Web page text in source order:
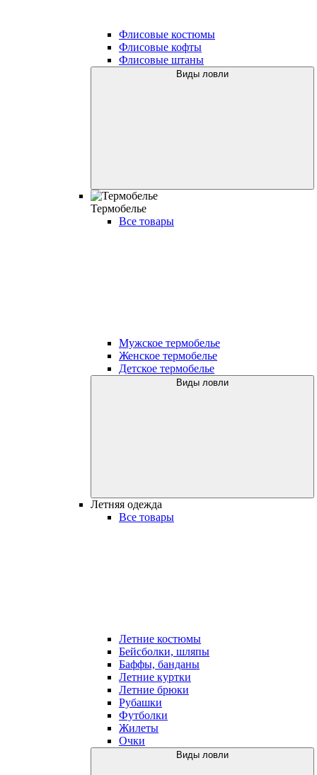
Флисовые костюмы
Флисовые кофты
Флисовые штаны
Виды ловли
Термобелье
Все товары
Мужское термобелье
Женское термобелье
Детское термобелье
Виды ловли
Летняя одежда
Все товары
Летние костюмы
Бейсболки, шляпы
Баффы, банданы
Летние куртки
Летние брюки
Рубашки
Футболки
Жилеты
Очки
Виды ловли